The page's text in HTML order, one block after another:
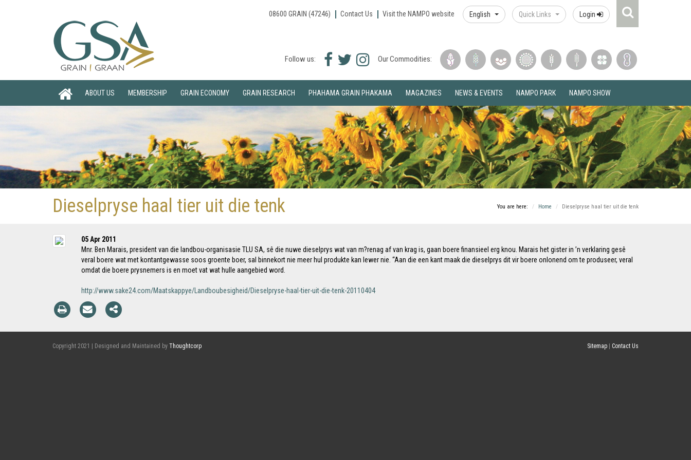
08600 GRAIN (47246) Contact Us Visit the NAMPO website English Quick Links Login
Follow us:
Facebook
Twitter
Instagram
Our Commodities:
ABOUT US MEMBERSHIP GRAIN ECONOMY GRAIN RESEARCH PHAHAMA GRAIN PHAKAMA MAGAZINES NEWS & EVENTS NAMPO PARK NAMPO SHOW
Dieselpryse haal tier uit die tenk You are here: Home Dieselpryse haal tier uit die tenk
05 Apr 2011
Mnr. Ben Marais, president van die landbou-organisasie TLU SA, sê die nuwe dieselprys wat van m?renag af van krag is, gaan boere finansieel erg knou. Marais het gister in ’n verklaring gesê
veral boere wat met kontantgewasse soos groente boer, sal binnekort nie meer hul produkte kan lewer nie. “Aan die een kant maak die dieselprys dit vir boere onlonend om te produseer, veral
omdat die boere prysnemers is en moet vat wat hulle aangebied word.
http://www.sake24.com/Maatskappye/Landboubesigheid/Dieselpryse-haal-tier-uit-die-tenk-20110404
Copyright 2021 | Designed and Maintained by Thoughtcorp Sitemap Contact Us